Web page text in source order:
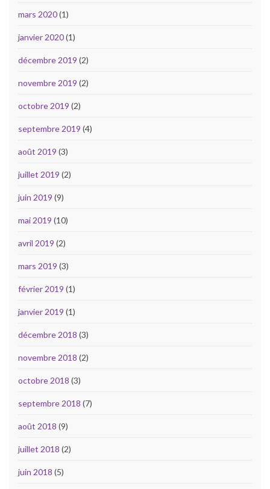
mars 2020(1)
janvier 2020(1)
décembre 2019 (2)
novembre 2019 (2)
octobre 2019 (2)
septembre 2019 (4)
août 2019 (3)
juillet 2019 (2)
juin 2019 (9)
mai 2019 (10)
avril 2019 (2)
mars 2019 (3)
février 2019 (1)
janvier 2019 (1)
décembre 2018 (3)
novembre 2018 (2)
octobre 2018 (3)
septembre 2018 (7)
août 2018 (9)
juillet 2018 (2)
juin 2018 (5)